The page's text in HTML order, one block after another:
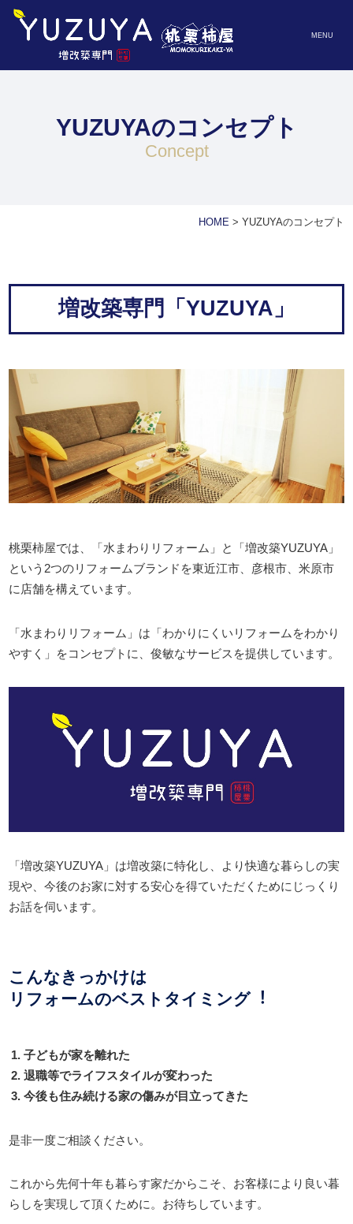
MENU
YUZUYAのコンセプト
concept
HOME> YUZUYAのコンセプト
増改築専門「YUZUYA」
桃栗柿屋では、「水まわりリフォーム」と「増改築YUZUYA」
という2つのリフォームブランドを東近江市、彦根市、⽶原市
に店舗を構えています。
「水まわりリフォーム」は「わかりにくいリフォームをわかり
やすく」をコンセプトに、俊敏なサービスを提供しています。
「増改築YUZUYA」は増改築に特化し、より快適な暮らしの実
現や、今後のお家に対する安心を得ていただくためにじっくり
お話を伺います。
こんなきっかけは
リフォームのベストタイミング︕
⼦どもが家を離れた
退職等でライフスタイルが変わった
今後も住み続ける家の傷みが目立ってきた
是⾮⼀度ご相談ください。
これから先何⼗年も暮らす家だからこそ、お客様により良い暮
らしを実現して頂くために。お待ちしています。